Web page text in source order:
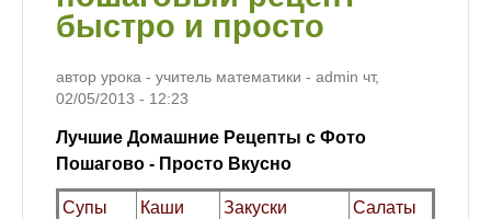
быстро и просто
автор урока - учитель математики - admin чт,
02/05/2013 - 12:23
Лучшие Домашние Рецепты с Фото
Пошагово - Просто Вкусно
Супы Каши Закуски
Салаты